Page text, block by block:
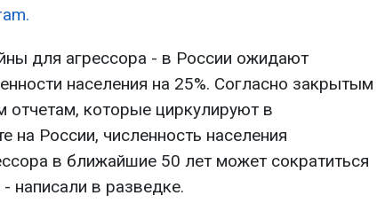
для агрессора - в России ожидают
населения на 25%. Согласно закрытым
отчетам, которые циркулируют в
на России, численность населения
в ближайшие 50 лет может сократиться
написали в разведке.